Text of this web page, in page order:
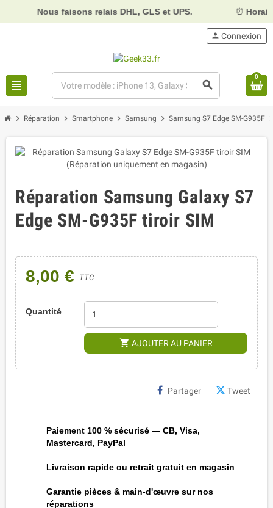
Nous faisons relais DHL, GLS et UPS. Horaires :
view_headline search
person Connexion
0
chevron_right Réparation chevron_right Smartphone chevron_right Samsung chevron_right Samsung S7 Edge SM-G935F
Réparation Samsung Galaxy S7
Edge SM-G935F tiroir SIM
8,00 € TTC
Quantité
shopping_cart AJOUTER AU PANIER
Partager Tweet
Paiement 100 % sécurisé — CB, Visa,
Mastercard, PayPal
Livraison rapide ou retrait gratuit en magasin
Garantie pièces & main-d'œuvre sur nos
réparations